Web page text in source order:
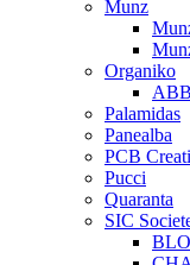
Munz
Organiko
Palamidas
Panealba
PCB
Pucci
Quaranta
SIC